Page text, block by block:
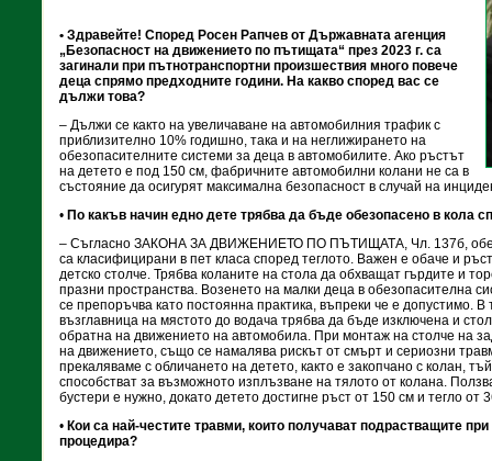
• Здравейте! Според Росен Рапчев от Държавната агенция
„Безопасност на движението по пътищата“ през 2023 г. са
загинали при пътнотранспортни произшествия много повече
деца спрямо предходните години. На какво според вас се
дължи това?
– Дължи се както на увеличаване на автомобилния трафик с
приблизително 10% годишно, така и на неглижирането на
обезопасителните системи за деца в автомобилите. Ако ръстът
на детето е под 150 см, фабричните автомобилни колани не са в
състояние да осигурят максимална безопасност в случай на
• По какъв начин едно дете трябва да бъде обезопасено в кола
– Съгласно ЗАКОНА ЗА ДВИЖЕНИЕТО ПО ПЪТИЩАТА, Чл. 137б,
са класифицирани в пет класа според теглото. Важен е обаче и
детско столче. Трябва коланите на стола да обхващат гърдите и
празни пространства. Возенето на малки деца в обезопасителна
се препоръчва като постоянна практика, въпреки че е допустимо.
възглавница на мястото до водача трябва да бъде изключена и
обратна на движението на автомобила. При монтаж на столче на
на движението, също се намалява рискът от смърт и сериозни
прекаляваме с обличането на детето, както е закопчано с колан,
способстват за възможното изплъзване на тялото от колана.
бустери е нужно, докато детето достигне ръст от 150 см и тегло от
• Кои са най-честите травми, които получават подрастващите
процедира?